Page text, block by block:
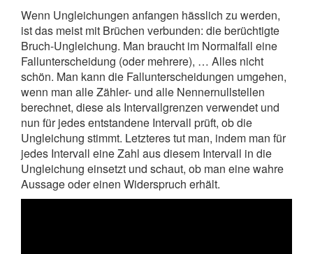
Wenn Ungleichungen anfangen hässlich zu werden,
ist das meist mit Brüchen verbunden: die berüchtigte
Bruch-Ungleichung. Man braucht im Normalfall eine
Fallunterscheidung (oder mehrere), … Alles nicht
schön. Man kann die Fallunterscheidungen umgehen,
wenn man alle Zähler- und alle Nennernullstellen
berechnet, diese als Intervallgrenzen verwendet und
nun für jedes entstandene Intervall prüft, ob die
Ungleichung stimmt. Letzteres tut man, indem man für
jedes Intervall eine Zahl aus diesem Intervall in die
Ungleichung einsetzt und schaut, ob man eine wahre
Aussage oder einen Widerspruch erhält.